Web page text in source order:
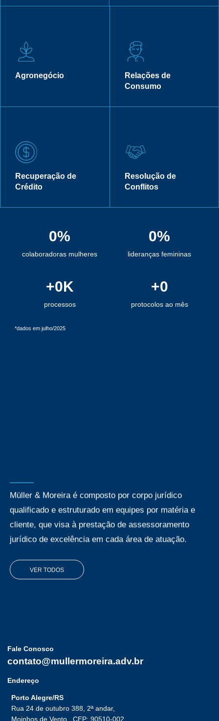
Agronegócio
Relações de
Consumo
Recuperação de
Crédito
Resolução de
Conflitos
colaboradoras mulheres
0%
lideranças femininas
0%
processos
+0K
protocolos ao mês
+0
*dados em julho/2025
Müller & Moreira é composto por corpo jurídico
qualificado e estruturado em equipes por matéria e
cliente, que visa à prestação de assessoramento
jurídico de excelência em cada área de atuação.
VER TODOS
Fale Conosco
contato@mullermoreira.adv.br
Endereço
Porto Alegre/RS
Rua 24 de outubro 388, 2ª andar,
Moinhos de Vento, CEP: 90510-002